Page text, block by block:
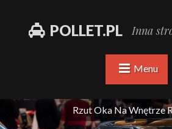
POLLET.PL Inna
Menu
Rzut Oka Na Wnętrze